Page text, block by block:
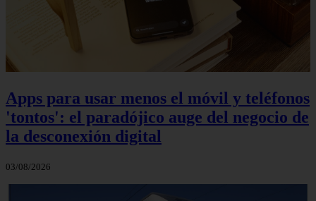
Apps para usar menos el móvil y teléfonos
'tontos': el paradójico auge del negocio de
la desconexión digital
03/08/2026